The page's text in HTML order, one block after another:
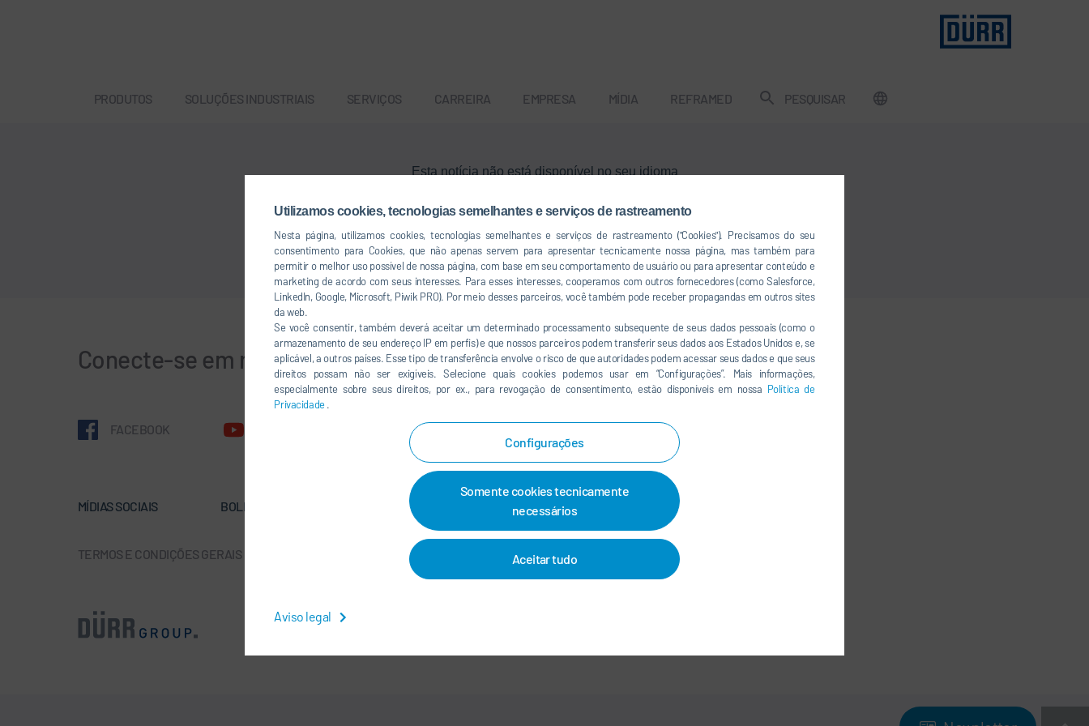
Utilizamos cookies, tecnologias semelhantes e serviços de rastreamento
Nesta página, utilizamos cookies, tecnologias semelhantes e serviços de rastreamento ("Cookies"). Precisamos do seu
consentimento para Cookies, que não apenas servem para apresentar tecnicamente nossa página, mas também para
permitir o melhor uso possível de nossa página, com base em seu comportamento de usuário ou para apresentar conteúdo e
marketing de acordo com seus interesses. Para esses interesses, cooperamos com outros fornecedores (como Salesforce,
LinkedIn, Google, Microsoft, Piwik PRO). Por meio desses parceiros, você também pode receber propagandas em outros sites
da web.
Se você consentir, também deverá aceitar um determinado processamento subsequente de seus dados pessoais (como o
armazenamento de seu endereço IP em perfis) e que nossos parceiros podem transferir seus dados aos Estados Unidos e, se
aplicável, a outros países. Esse tipo de transferência envolve o risco de que autoridades podem acessar seus dados e que seus
direitos possam não ser exigíveis. Selecione quais cookies podemos usar em “Configurações”. Mais informações,
especialmente sobre seus direitos, por ex., para revogação de consentimento, estão disponíveis em nossa Política de
Privacidade .
Configurações
Somente cookies tecnicamente
necessários
Aceitar tudo
Aviso legal
PRODUTOS SOLUÇÕES INDUSTRIAIS SERVIÇOS CARREIRA EMPRESA MÍDIA REFRAMED PESQUISAR
Esta notícia não está disponível no seu idioma
Voltar ao menu principal
Conecte-se em rede conosco
FACEBOOK LINKEDIN
MÍDIAS SOCIAIS BOLETÍN DE NOTICIAS CONTATO/LOCALIDADES
TERMOS E CONDIÇÕES GERAIS IMPRIMIR MAPA DO SITE - INTEGRITY LINE